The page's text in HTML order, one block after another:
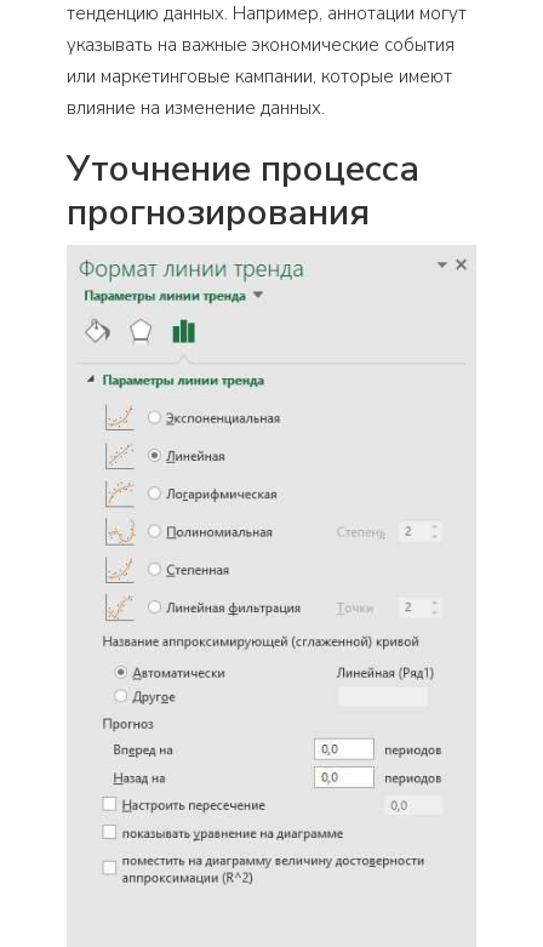
тенденцию данных. Например, аннотации могут
указывать на важные экономические события
или маркетинговые кампании, которые имеют
влияние на изменение данных.
Уточнение процесса
прогнозирования